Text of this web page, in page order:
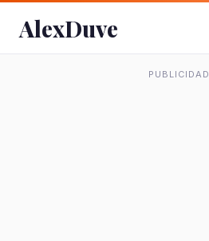
AlexDuve
PUBLICIDAD